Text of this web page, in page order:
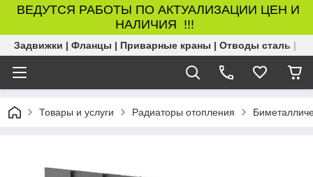
ВЕДУТСЯ РАБОТЫ ПО АКТУАЛИЗАЦИИ ЦЕН И
НАЛИЧИЯ !!!
Задвижки | Фланцы | Приварные краны | Отводы сталь |
Товары и услуги Радиаторы отопления